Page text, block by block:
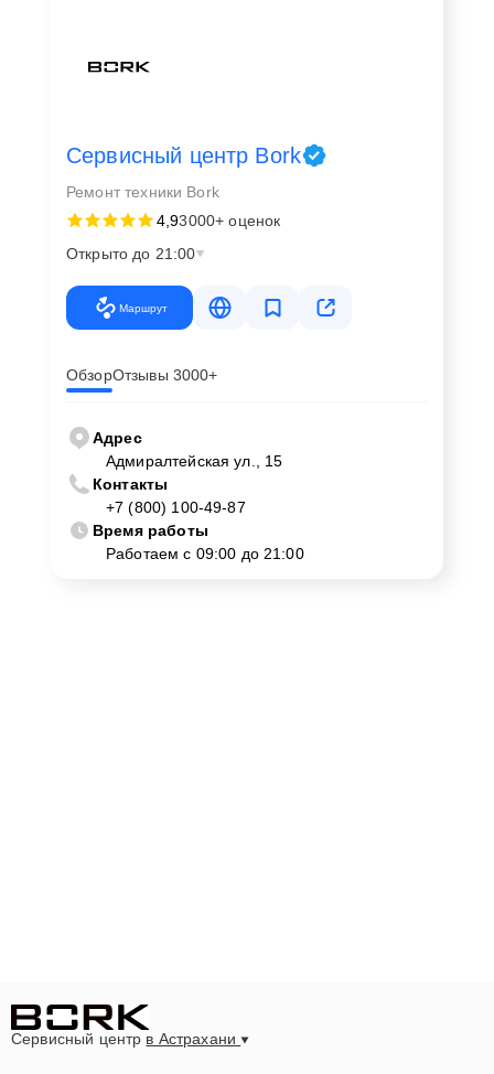
Сервисный центр Bork
Ремонт техники Bork
4,93000+ оценок
Открыто до 21:00
Маршрут
ОбзорОтзывы 3000+
Адрес
Адмиралтейская ул., 15
Контакты
+7 (800) 100-49-87
Время работы
Работаем с 09:00 до 21:00
Сервисный центр в Астрахани